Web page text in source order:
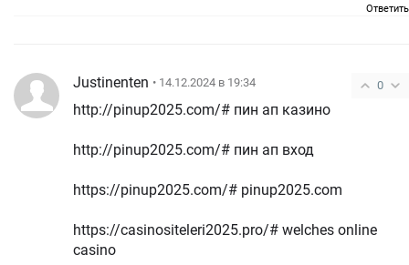
Ответить
0
Justinenten • 14.12.2024 в 19:34
http://pinup2025.com/# пин ап казино
http://pinup2025.com/# пин ап вход
https://pinup2025.com/# pinup2025.com
https://casinositeleri2025.pro/# welches online
casino